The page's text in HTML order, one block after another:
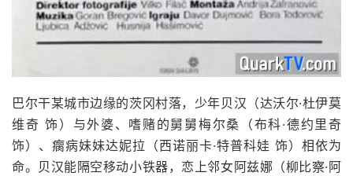
巴尔干某城市边缘的茨冈村落，少年贝汉（达沃尔·杜伊莫
维奇 饰）与外婆、嗜赌的舅舅梅尔桑（布科·德约里奇
饰）、瘸病妹妹达妮拉（西诺丽卡·特普科娃 饰）相依为
命。贝汉能隔空移动小铁器，恋上邻女阿兹娜（柳比察·阿